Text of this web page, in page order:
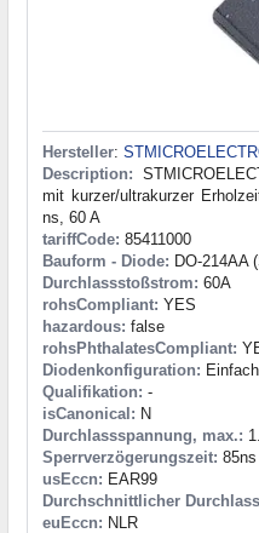
Hersteller:
Description:
mit kurzer/ultrakurzer
ns, 60 A
tariffCode: 85411000
Bauform - Diode: DO-214AA
Durchlassstoßstrom: 60A
rohsCompliant: YES
hazardous: false
rohsPhthalatesCompliant:
Diodenkonfiguration: Einfach
Qualifikation: -
isCanonical: N
Durchlassspannung, max.:
Sperrverzögerungszeit: 85ns
usEccn: EAR99
Durchschnittlicher
euEccn: NLR